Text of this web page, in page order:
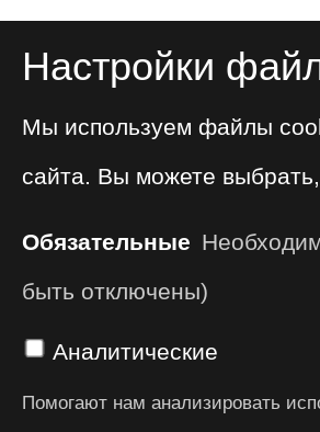
Настройки
Мы используем файлы
сайта. Вы можете
Обязательные
быть отключены)
Аналитические
Помогают нам анализировать